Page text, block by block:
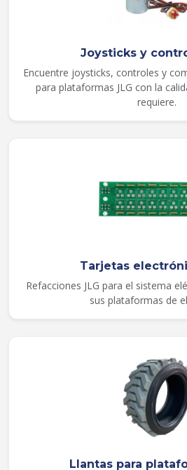
Joysticks y
Encuentre joysticks, controles y
para plataformas JLG con la
requiere.
Tarjetas
Refacciones JLG para el sistema
sus plataformas de
Llantas para